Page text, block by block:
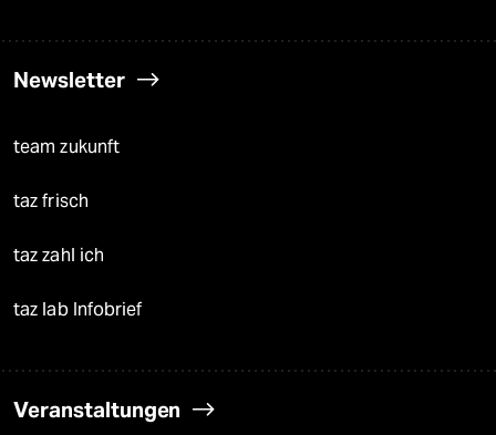
Newsletter
team zukunft
taz frisch
taz zahl ich
taz lab Infobrief
Veranstaltungen